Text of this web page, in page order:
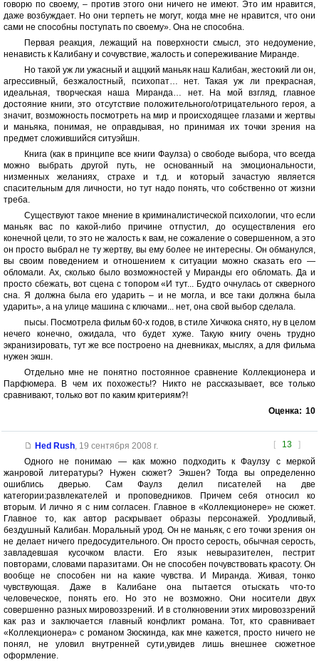
говорю по своему, – против этого они ничего не имеют. Это им нравится,
даже возбуждает. Но они терпеть не могут, когда мне не нравится, что они
сами не способны поступать по своему». Она не способна.
Первая реакция, лежащий на поверхности смысл, это недоумение,
ненависть к Калибану и сочувствие, жалость и сопереживание Миранде.
Но такой уж ли ужасный и аццкий маньяк наш Калибан, жестокий ли он,
агрессивный, безжалостный, психопат… нет. Такая уж ли прекрасная,
идеальная, творческая наша Миранда… нет. На мой взгляд, главное
достояние книги, это отсутствие положительного/отрицательного героя, а
значит, возможность посмотреть на мир и происходящее глазами и жертвы
и маньяка, понимая, не оправдывая, но принимая их точки зрения на
предмет сложившийся ситуэйшн.
Книга (как в принципе все книги Фаулза) о свободе выбора, что всегда
можно выбрать другой путь, не основанный на эмоциональности,
низменных желаниях, страхе и т.д. и который зачастую является
спасительным для личности, но тут надо понять, что собственно от жизни
треба.
Существуют такое мнение в криминалистической психологии, что если
маньяк вас по какой-либо причине отпустил, до осуществления его
конечной цели, то это не жалость к вам, не сожаление о совершенном, а это
он просто выбрал не ту жертву, вы ему более не интересны. Он обманулся,
вы своим поведением и отношением к ситуации можно сказать его —
обломали. Ах, сколько было возможностей у Миранды его обломать. Да и
просто сбежать, вот сцена с топором «И тут... Будто очнулась от скверного
сна. Я должна была его ударить – и не могла, и все таки должна была
ударить», а на улице машина с ключами... нет, она свой выбор сделала.
пысы. Посмотрела фильм 60-х годов, в стиле Хичкока снято, ну в целом
нечего конечно, ожидала, что будет хуже. Такую книгу очень трудно
экранизировать, тут же все построено на дневниках, мыслях, а для фильма
нужен экшн.
Отдельно мне не понятно постоянное сравнение Коллекционера и
Парфюмера. В чем их похожесть!? Никто не рассказывает, все только
сравнивают, только вот по каким критериям?!
Оценка: 10
[ 13 ]
Hed Rush, 19 сентября 2008 г.
Одного не понимаю — как можно подходить к Фаулзу с меркой
жанровой литературы? Нужен сюжет? Экшен? Тогда вы определенно
ошиблись дверью. Сам Фаулз делил писателей на две
категории:развлекателей и проповедников. Причем себя относил ко
вторым. И лично я с ним согласен. Главное в «Коллекционере» не сюжет.
Главное то, как автор раскрывает образы персонажей. Уродливый,
бездушный Калибан. Моральный урод. Он не маньяк, с его точки зрения он
не делает ничего предосудительного. Он просто серость, обычная серость,
завладевшая кусочком власти. Его язык невыразителен, пестрит
повторами, словами паразитами. Он не способен почувствовать красоту. Он
вообще не способен ни на какие чувства. И Миранда. Живая, тонко
чувствующая. Даже в Калибане она пытается отыскать что-то
человеческое, понять его. Но это не возможно. Они носители двух
совершенно разных мировоззрений. И в столкновении этих мировоззрений
как раз и заключается главный конфликт романа. Тот, кто сравнивает
«Коллекционера» с романом Зюскинда, как мне кажется, просто ничего не
понял, не уловил внутренней сути,увидев лишь внешнее сюжетное
оформление.